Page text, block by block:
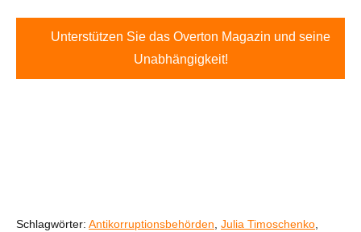
Unterstützen Sie das Overton Magazin und seine
Unabhängigkeit!
Schlagwörter: Antikorruptionsbehörden, Julia Timoschenko,